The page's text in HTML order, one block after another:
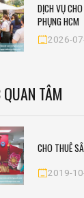
DỊCH VỤ
PHỤNG HCM
2026-
TÂM
CHO THUÊ
2019-